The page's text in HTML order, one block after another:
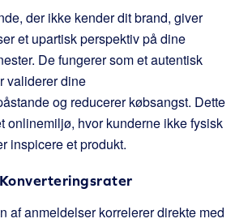
der ikke kender dit brand, giver
et upartisk perspektiv på dine
De fungerer som et autentisk
validerer dine
og reducerer købsangst. Dette
onlinemiljø, hvor kunderne ikke fysisk
inspicere et produkt.
af anmeldelser korrelerer direkte med